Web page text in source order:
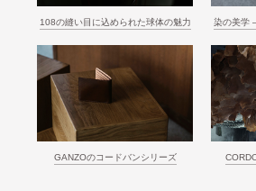
108の縫い目に込められた球体の魅力 染の美学
GANZOのコードバンシリーズ